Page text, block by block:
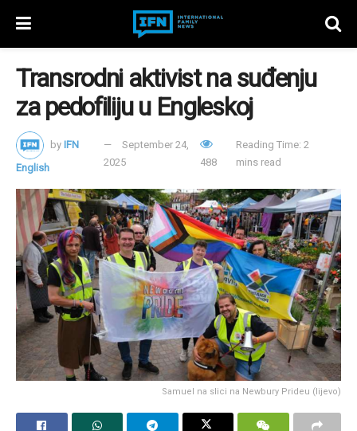
Transrodni aktivist na suđenju
za pedofiliju u Engleskoj
by IFN
English
September 24,
2025
488
Reading Time: 2
mins read
Samuel na slici na Newbury Prideu (lijevo)